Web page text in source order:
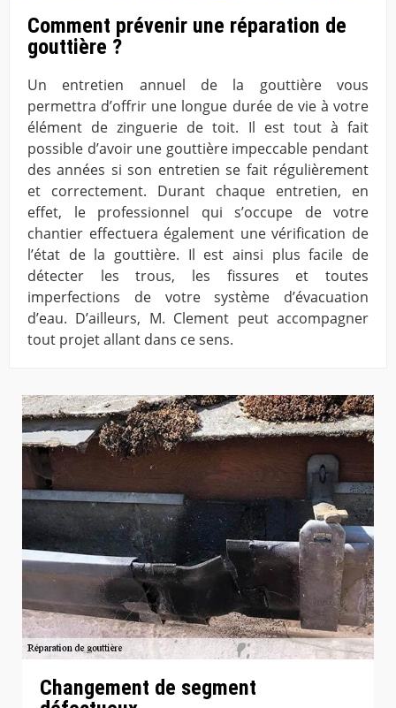
Comment prévenir une réparation de
gouttière ?
Un entretien annuel de la gouttière vous
permettra d’offrir une longue durée de vie à votre
élément de zinguerie de toit. Il est tout à fait
possible d’avoir une gouttière impeccable pendant
des années si son entretien se fait régulièrement
et correctement. Durant chaque entretien, en
effet, le professionnel qui s’occupe de votre
chantier effectuera également une vérification de
l’état de la gouttière. Il est ainsi plus facile de
détecter les trous, les fissures et toutes
imperfections de votre système d’évacuation
d’eau. D’ailleurs, M. Clement peut accompagner
tout projet allant dans ce sens.
Changement de segment